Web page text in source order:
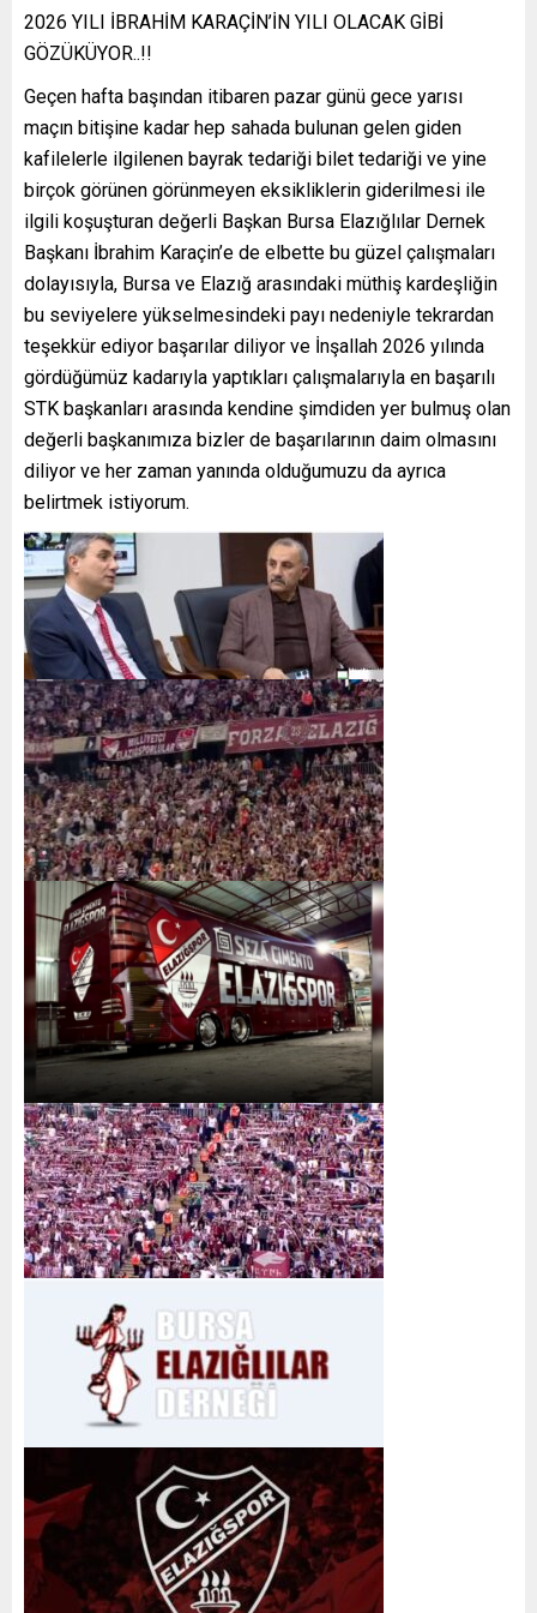
2026 YILI İBRAHİM KARAÇİN’İN YILI OLACAK GİBİ
GÖZÜKÜYOR..!!
Geçen hafta başından itibaren pazar günü gece yarısı
maçın bitişine kadar hep sahada bulunan gelen giden
kafilelerle ilgilenen bayrak tedariği bilet tedariği ve yine
birçok görünen görünmeyen eksikliklerin giderilmesi ile
ilgili koşuşturan değerli Başkan Bursa Elazığlılar Dernek
Başkanı İbrahim Karaçin’e de elbette bu güzel çalışmaları
dolayısıyla, Bursa ve Elazığ arasındaki müthiş kardeşliğin
bu seviyelere yükselmesindeki payı nedeniyle tekrardan
teşekkür ediyor başarılar diliyor ve İnşallah 2026 yılında
gördüğümüz kadarıyla yaptıkları çalışmalarıyla en başarılı
STK başkanları arasında kendine şimdiden yer bulmuş olan
değerli başkanımıza bizler de başarılarının daim olmasını
diliyor ve her zaman yanında olduğumuzu da ayrıca
belirtmek istiyorum.